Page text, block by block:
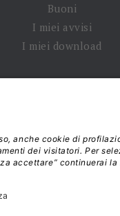
Buoni
I miei avvisi
I miei download
© 2026 - La Tribuna
Responsabile
Viale Enrico